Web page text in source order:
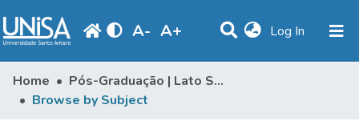
A- A+ Log In (current)
Communities & Collections
Home
Pós-Graduação | Lato Sensu
Browse by Subject